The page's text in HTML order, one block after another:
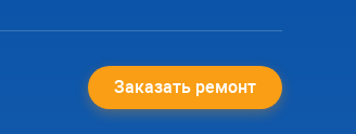
Заказать ремонт